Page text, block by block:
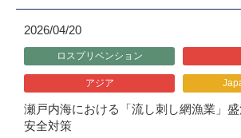
2026/04/20
ロスプリベンション
アジア
瀬戸内海における「流し刺し網漁業」
安全対策